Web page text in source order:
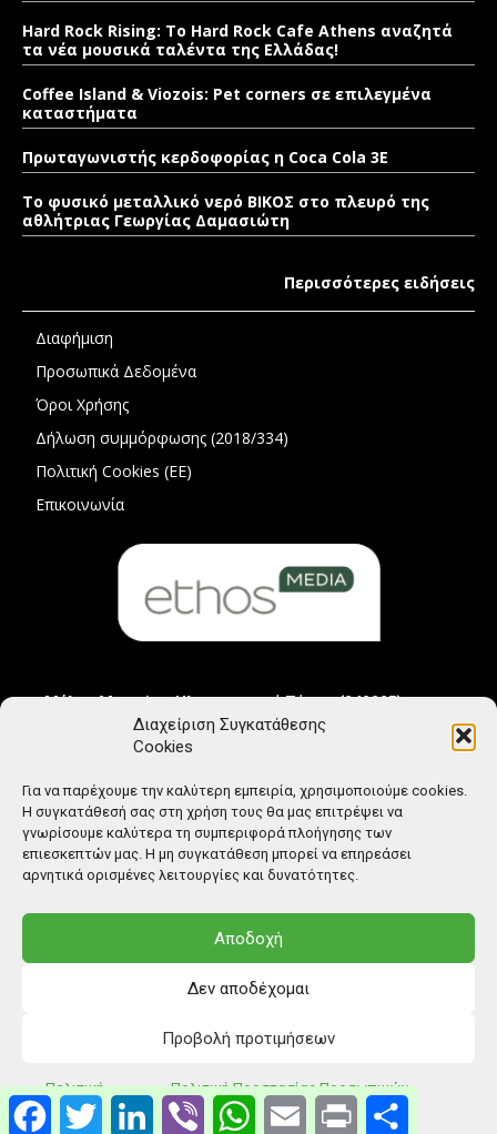
Διαχείριση Συγκατάθεσης
Cookies
Για να παρέχουμε την καλύτερη εμπειρία, χρησιμοποιούμε cookies.
Η συγκατάθεσή σας στη χρήση τους θα μας επιτρέψει να
γνωρίσουμε καλύτερα τη συμπεριφορά πλοήγησης των
επιεσκεπτών μας. Η μη συγκατάθεση μπορεί να επηρεάσει
αρνητικά ορισμένες λειτουργίες και δυνατότητες.
Αποδοχή
Δεν αποδέχομαι
Προβολή προτιμήσεων
Πολιτική
Cookies
Πολιτική Προστασίας Προσωπικών
Δεδομένων
Hard Rock Rising: Το Hard Rock Cafe Athens αναζητά
τα νέα μουσικά ταλέντα της Ελλάδας!
Coffee Island & Viozois: Pet corners σε επιλεγμένα
καταστήματα
Πρωταγωνιστής κερδοφορίας η Coca Cola 3E
Το φυσικό μεταλλικό νερό ΒΙΚΟΣ στο πλευρό της
αθλήτριας Γεωργίας Δαμασιώτη
Περισσότερες ειδήσεις
Διαφήμιση
Προσωπικά Δεδομένα
Όροι Χρήσης
Δήλωση συμμόρφωσης (2018/334)
Πολιτική Cookies (ΕΕ)
Επικοινωνία
Μέλος Μητρώου Ηλεκτρονικού Τύπου (242225)
© Copyright: Ethos Media S.A.
FacebookTwitter LinkedIn Viber WhatsAppEmail Print